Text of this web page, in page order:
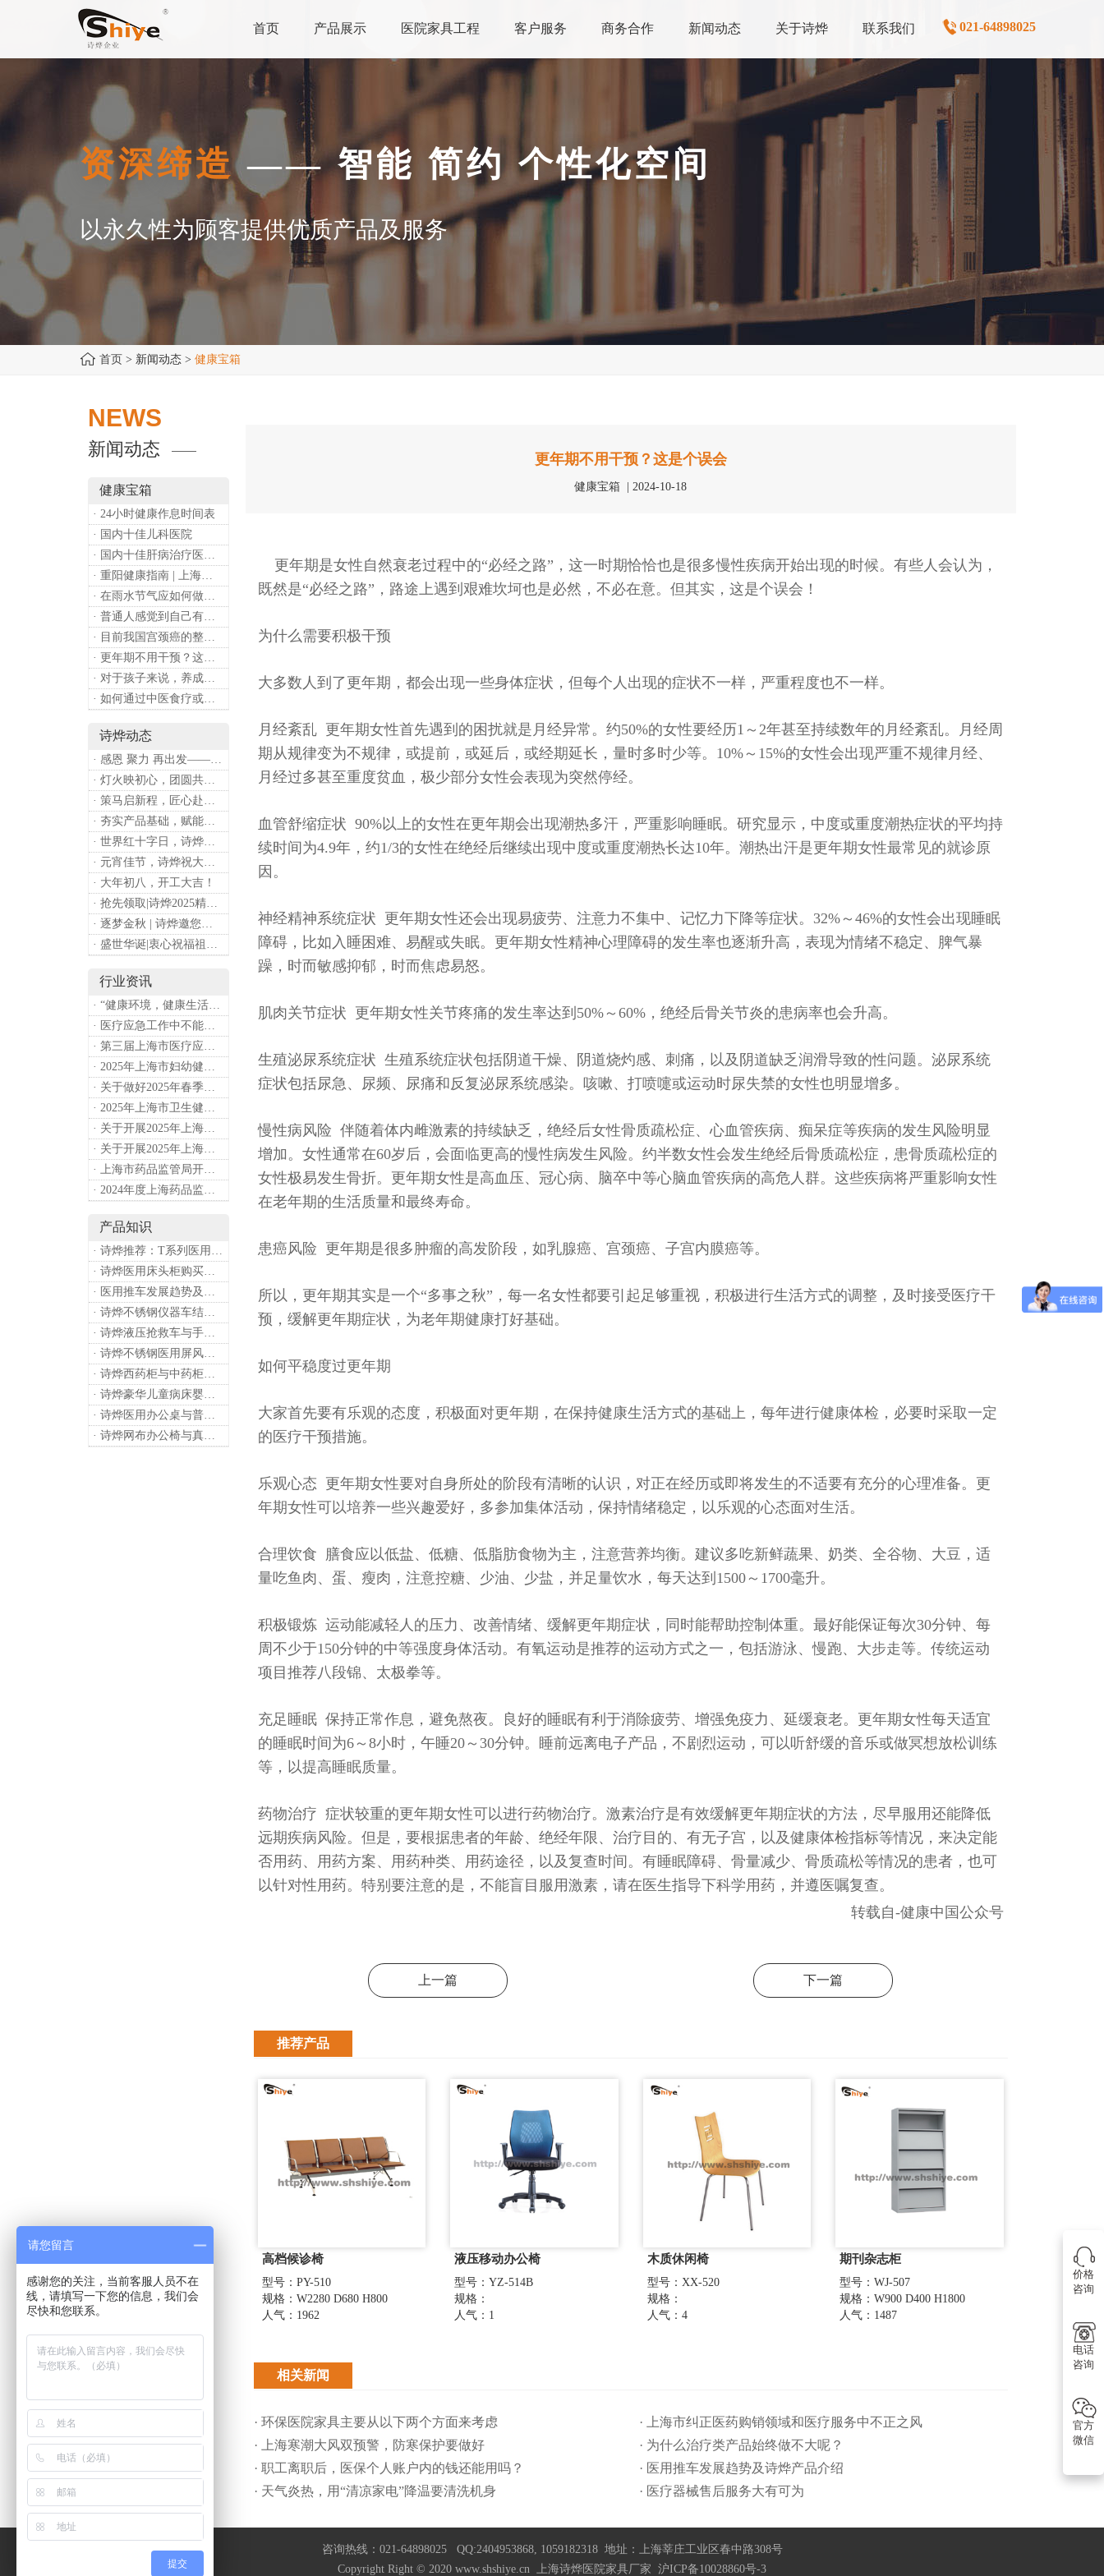
首页 产品展示 医院家具工程 客户服务 商务合作 新闻动态 关于诗烨 联系我们 021-64898025
资深缔造—— 智能 简约 个性化空间
以永久性为顾客提供优质产品及服务
首页 > 新闻动态 > 健康宝箱
NEWS
新闻动态
健康宝箱
· 24小时健康作息时间表
· 国内十佳儿科医院
· 国内十佳肝病治疗医院排行
· 重阳健康指南 | 上海诗烨：秋养正当时，这份健康小贴士请收好​
· 在雨水节气应如何做好健康保健？
· 普通人感觉到自己有心理问题，有哪些方式可以来帮助缓解？
· 目前我国宫颈癌的整体流行情况和防治形势如何？
· 更年期不用干预？这是个误会
· 对于孩子来说，养成哪些好习惯能够预防近视？
· 如何通过中医食疗或穴位按摩等方式来祛湿健脾？
诗烨动态
· 感恩 聚力 再出发——上海诗烨企业发展有限公司成立20周年庆典
· 灯火映初心，团圆共安康 —— 诗烨恭祝大家元宵喜乐
· 策马启新程，匠心赴华章——诗烨开工大吉
· 夯实产品基础，赋能专业服务——上海诗烨办公椅产品基础知识培训圆满开展
· 世界红十字日，诗烨向全体红十字人致以最诚挚的节日祝福
· 元宵佳节，诗烨祝大家团团圆圆
· 大年初八，开工大吉！
· 抢先领取|诗烨2025精美台历超前放送！
· 逐梦金秋 | 诗烨邀您共赴第90届中国国际医疗器械博览会
· 盛世华诞|衷心祝福祖国母亲昌盛富强！
行业资讯
· “健康环境，健康生活”，上海第37个爱国卫生月系列活动
· 医疗应急工作中不能忽略的设备：医用转运车
· 第三届上海市医疗应急青年职业技能大赛暨第八届进博会医疗保障技能大比武活动通知
· 2025年上海市妇幼健康工作要点
· 关于做好2025年春季新冠病毒感染等重点传染病防治工作的通知
· 2025年上海市卫生健康工作要点
· 关于开展2025年上海市健康街镇建设工作的通知
· 关于开展2025年上海市中小微型企业职业健康帮扶工作的通知
· 上海市药品监管局开展进口医疗器械转境内生产工作调研
· 2024年度上海药品监管工作十大亮点
产品知识
· 诗烨推荐：T系列医用推车介绍
· 诗烨医用床头柜购买联系方式及交货时间
· 医用推车发展趋势及诗烨产品介绍
· 诗烨不锈钢仪器车结构详解及应用用途
· 诗烨液压抢救车与手摇抢救车选购指南
· 诗烨不锈钢医用屏风标准款优选四折屏风的核心缘由
· 诗烨西药柜与中药柜的区别及采购选择影响分析
· 诗烨豪华儿童病床婴幼儿功能设计及使用效果
· 诗烨医用办公桌与普通办公桌的区别及医院采购优势
· 诗烨网布办公椅与真皮办公椅优势及选购指南
更年期不用干预？这是个误会
健康宝箱 | 2024-10-18
更年期是女性自然衰老过程中的“必经之路”，这一时期恰恰也是很多慢性疾病开始出现的时候。有些人会认为，
既然是“必经之路”，路途上遇到艰难坎坷也是必然，不必在意。但其实，这是个误会！
为什么需要积极干预
大多数人到了更年期，都会出现一些身体症状，但每个人出现的症状不一样，严重程度也不一样。
月经紊乱 更年期女性首先遇到的困扰就是月经异常。约50%的女性要经历1～2年甚至持续数年的月经紊乱。月经周
期从规律变为不规律，或提前，或延后，或经期延长，量时多时少等。10%～15%的女性会出现严重不规律月经、
月经过多甚至重度贫血，极少部分女性会表现为突然停经。
血管舒缩症状 90%以上的女性在更年期会出现潮热多汗，严重影响睡眠。研究显示，中度或重度潮热症状的平均持
续时间为4.9年，约1/3的女性在绝经后继续出现中度或重度潮热长达10年。潮热出汗是更年期女性最常见的就诊原
因。
神经精神系统症状 更年期女性还会出现易疲劳、注意力不集中、记忆力下降等症状。32%～46%的女性会出现睡眠
障碍，比如入睡困难、易醒或失眠。更年期女性精神心理障碍的发生率也逐渐升高，表现为情绪不稳定、脾气暴
躁，时而敏感抑郁，时而焦虑易怒。
肌肉关节症状 更年期女性关节疼痛的发生率达到50%～60%，绝经后骨关节炎的患病率也会升高。
生殖泌尿系统症状 生殖系统症状包括阴道干燥、阴道烧灼感、刺痛，以及阴道缺乏润滑导致的性问题。泌尿系统
症状包括尿急、尿频、尿痛和反复泌尿系统感染。咳嗽、打喷嚏或运动时尿失禁的女性也明显增多。
慢性病风险 伴随着体内雌激素的持续缺乏，绝经后女性骨质疏松症、心血管疾病、痴呆症等疾病的发生风险明显
增加。女性通常在60岁后，会面临更高的慢性病发生风险。约半数女性会发生绝经后骨质疏松症，患骨质疏松症的
女性极易发生骨折。更年期女性是高血压、冠心病、脑卒中等心脑血管疾病的高危人群。这些疾病将严重影响女性
在老年期的生活质量和最终寿命。
患癌风险 更年期是很多肿瘤的高发阶段，如乳腺癌、宫颈癌、子宫内膜癌等。
所以，更年期其实是一个“多事之秋”，每一名女性都要引起足够重视，积极进行生活方式的调整，及时接受医疗干
预，缓解更年期症状，为老年期健康打好基础。
如何平稳度过更年期
大家首先要有乐观的态度，积极面对更年期，在保持健康生活方式的基础上，每年进行健康体检，必要时采取一定
的医疗干预措施。
乐观心态 更年期女性要对自身所处的阶段有清晰的认识，对正在经历或即将发生的不适要有充分的心理准备。更
年期女性可以培养一些兴趣爱好，多参加集体活动，保持情绪稳定，以乐观的心态面对生活。
合理饮食 膳食应以低盐、低糖、低脂肪食物为主，注意营养均衡。建议多吃新鲜蔬果、奶类、全谷物、大豆，适
量吃鱼肉、蛋、瘦肉，注意控糖、少油、少盐，并足量饮水，每天达到1500～1700毫升。
积极锻炼 运动能减轻人的压力、改善情绪、缓解更年期症状，同时能帮助控制体重。最好能保证每次30分钟、每
周不少于150分钟的中等强度身体活动。有氧运动是推荐的运动方式之一，包括游泳、慢跑、大步走等。传统运动
项目推荐八段锦、太极拳等。
充足睡眠 保持正常作息，避免熬夜。良好的睡眠有利于消除疲劳、增强免疫力、延缓衰老。更年期女性每天适宜
的睡眠时间为6～8小时，午睡20～30分钟。睡前远离电子产品，不剧烈运动，可以听舒缓的音乐或做冥想放松训练
等，以提高睡眠质量。
药物治疗 症状较重的更年期女性可以进行药物治疗。激素治疗是有效缓解更年期症状的方法，尽早服用还能降低
远期疾病风险。但是，要根据患者的年龄、绝经年限、治疗目的、有无子宫，以及健康体检指标等情况，来决定能
否用药、用药方案、用药种类、用药途径，以及复查时间。有睡眠障碍、骨量减少、骨质疏松等情况的患者，也可
以针对性用药。特别要注意的是，不能盲目服用激素，请在医生指导下科学用药，并遵医嘱复查。
转载自-健康中国公众号
上一篇 下一篇
推荐产品
高档候诊椅
型号：PY-510
规格：W2280 D680 H800
人气：1962
液压移动办公椅
型号：YZ-514B
规格：
人气：1
木质休闲椅
型号：XX-520
规格：
人气：4
期刊杂志柜
型号：WJ-507
规格：W900 D400 H1800
人气：1487
相关新闻
· 环保医院家具主要从以下两个方面来考虑
· 上海市纠正医药购销领域和医疗服务中不正之风
· 上海寒潮大风双预警，防寒保护要做好
· 为什么治疗类产品始终做不大呢？
· 职工离职后，医保个人账户内的钱还能用吗​？
· 医用推车发展趋势及诗烨产品介绍
· 天气炎热，用“清凉家电”降温要清洗机身
· 医疗器械售后服务大有可为
咨询热线：021-64898025 QQ:2404953868, 1059182318 地址：上海莘庄工业区春中路308号
Copyright Right © 2020 www.shshiye.cn 上海诗烨医院家具厂家 沪ICP备10028860号-3
价格
咨询
电话
咨询
官方
微信
请您留言
感谢您的关注，当前客服人员不在
线，请填写一下您的信息，我们会
尽快和您联系。
提交